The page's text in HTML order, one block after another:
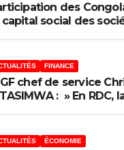
des
capital social des
FINANCE
chef de service
: » En RDC,
ÉCONOMIE